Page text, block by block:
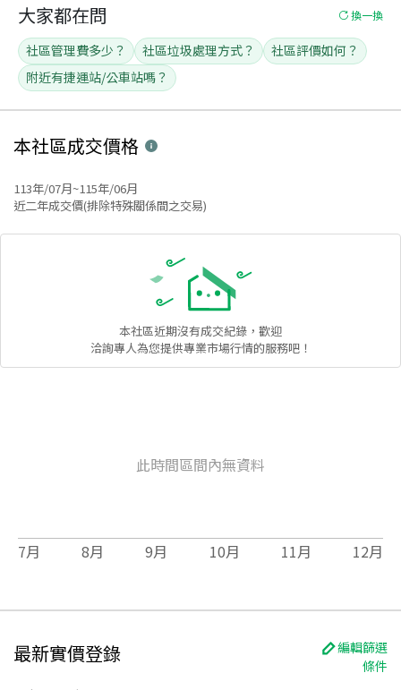
大家都在問 換一換
社區管理費多少？ 社區垃圾處理方式？
社區評價如何？
附近有捷運站/公車站嗎？
本社區成交價格
113年/07月~115年/06月
近二年成交價(排除特殊關係間之交易)
本社區近期沒有成交紀錄，歡迎
洽詢專人為您提供專業市場行情的服務吧！
此時間區間內無資料
7月 8月 9月 10月 11月 12月
最新實價登錄
編輯篩選
條件